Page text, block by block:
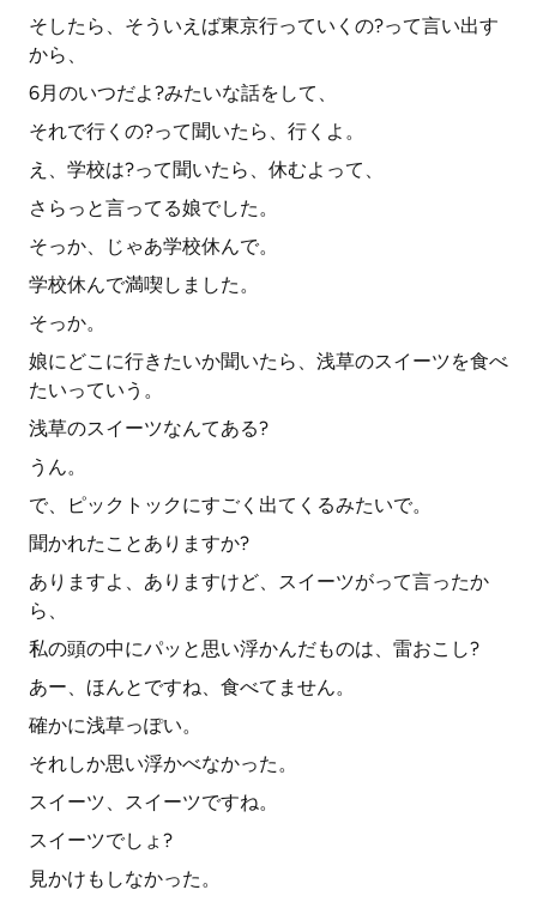
そしたら、そういえば東京行っていくの?って言い出す
から、
6月のいつだよ?みたいな話をして、
それで行くの?って聞いたら、行くよ。
え、学校は?って聞いたら、休むよって、
さらっと言ってる娘でした。
そっか、じゃあ学校休んで。
学校休んで満喫しました。
そっか。
娘にどこに行きたいか聞いたら、浅草のスイーツを食べ
たいっていう。
浅草のスイーツなんてある?
うん。
で、ピックトックにすごく出てくるみたいで。
聞かれたことありますか?
ありますよ、ありますけど、スイーツがって言ったか
ら、
私の頭の中にパッと思い浮かんだものは、雷おこし?
あー、ほんとですね、食べてません。
確かに浅草っぽい。
それしか思い浮かべなかった。
スイーツ、スイーツですね。
スイーツでしょ?
見かけもしなかった。